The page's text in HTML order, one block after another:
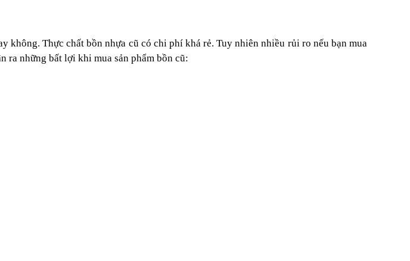
không. Thực chất bồn nhựa cũ có chi phí khá rẻ. Tuy nhiên nhiều rủi ro nếu bạn mua
ra những bất lợi khi mua sản phẩm bồn cũ: